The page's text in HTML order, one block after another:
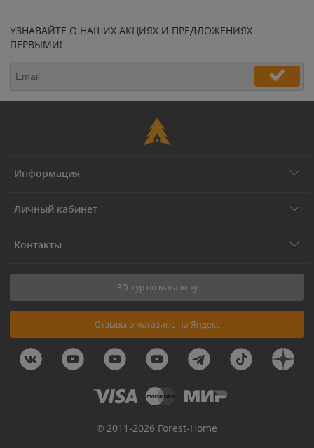
УЗНАВАЙТЕ О НАШИХ АКЦИЯХ И ПРЕДЛОЖЕНИЯХ
ПЕРВЫМИ!
Информация
Личный кабинет
Контакты
3D-тур по магазину
Отзывы о магазине на Яндекс
© 2011-2026 Forest-Home